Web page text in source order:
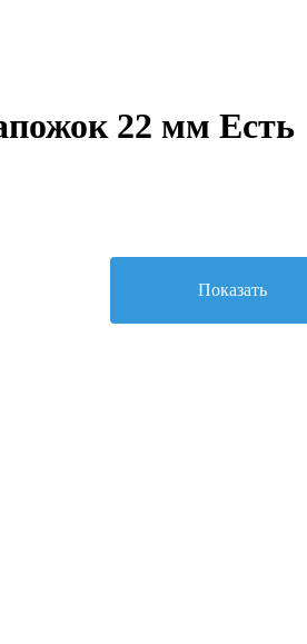
22 мм Есть
Показать